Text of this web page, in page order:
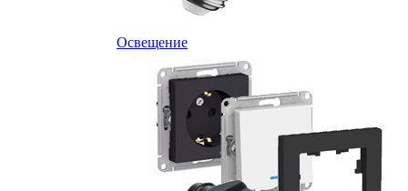
Освещение